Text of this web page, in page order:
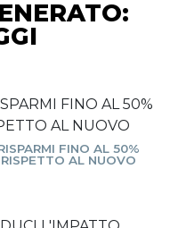
FINO AL 50%
RISPETTO AL NUOVO